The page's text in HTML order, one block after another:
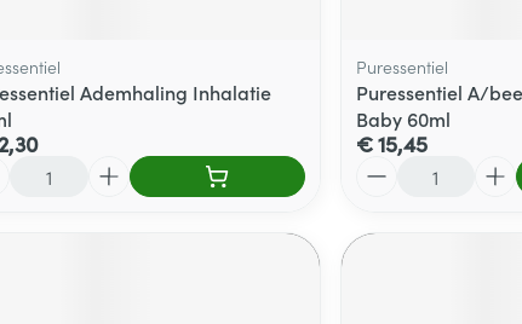
Ademhaling Inhalatie
Puressentiel
Puressentiel A/
Baby 60ml
€ 15,45